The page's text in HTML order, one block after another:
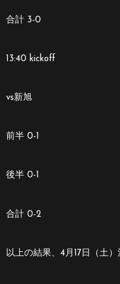
合計 3-0
13:40 kickoff
vs新旭
前半 0-1
後半 0-1
合計 0-2
以上の結果、4月17日（土